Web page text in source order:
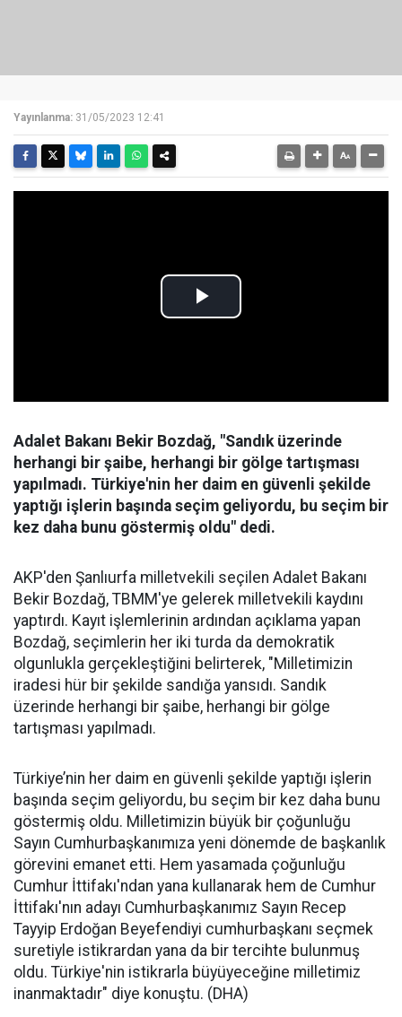
Yayınlanma: 31/05/2023 12:41
Adalet Bakanı Bekir Bozdağ, "Sandık üzerinde
herhangi bir şaibe, herhangi bir gölge tartışması
yapılmadı. Türkiye'nin her daim en güvenli şekilde
yaptığı işlerin başında seçim geliyordu, bu seçim bir
kez daha bunu göstermiş oldu" dedi.
AKP'den Şanlıurfa milletvekili seçilen Adalet Bakanı
Bekir Bozdağ, TBMM'ye gelerek milletvekili kaydını
yaptırdı. Kayıt işlemlerinin ardından açıklama yapan
Bozdağ, seçimlerin her iki turda da demokratik
olgunlukla gerçekleştiğini belirterek, "Milletimizin
iradesi hür bir şekilde sandığa yansıdı. Sandık
üzerinde herhangi bir şaibe, herhangi bir gölge
tartışması yapılmadı.
Türkiye’nin her daim en güvenli şekilde yaptığı işlerin
başında seçim geliyordu, bu seçim bir kez daha bunu
göstermiş oldu. Milletimizin büyük bir çoğunluğu
Sayın Cumhurbaşkanımıza yeni dönemde de başkanlık
görevini emanet etti. Hem yasamada çoğunluğu
Cumhur İttifakı'ndan yana kullanarak hem de Cumhur
İttifakı'nın adayı Cumhurbaşkanımız Sayın Recep
Tayyip Erdoğan Beyefendiyi cumhurbaşkanı seçmek
suretiyle istikrardan yana da bir tercihte bulunmuş
oldu. Türkiye'nin istikrarla büyüyeceğine milletimiz
inanmaktadır" diye konuştu. (DHA)